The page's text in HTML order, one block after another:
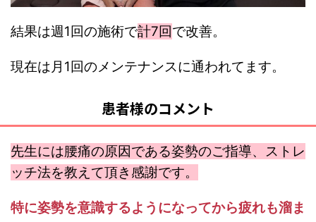
結果は週1回の施術で計7回で改善。
現在は月1回のメンテナンスに通われてます。
患者様のコメント
先生には腰痛の原因である姿勢のご指導、ストレ
ッチ法を教えて頂き感謝です。
特に姿勢を意識するようになってから疲れも溜ま